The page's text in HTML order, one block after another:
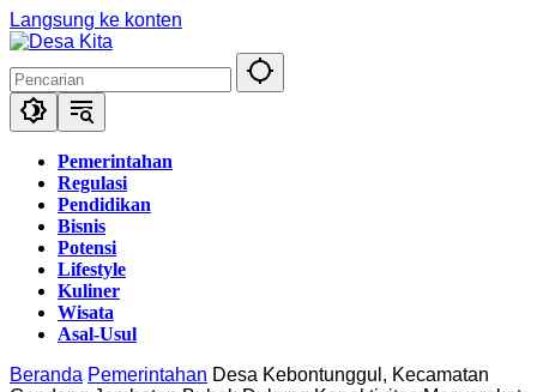
Langsung ke konten
Pemerintahan
Regulasi
Pendidikan
Bisnis
Potensi
Lifestyle
Kuliner
Wisata
Asal-Usul
Beranda Pemerintahan Desa Kebontunggul, Kecamatan